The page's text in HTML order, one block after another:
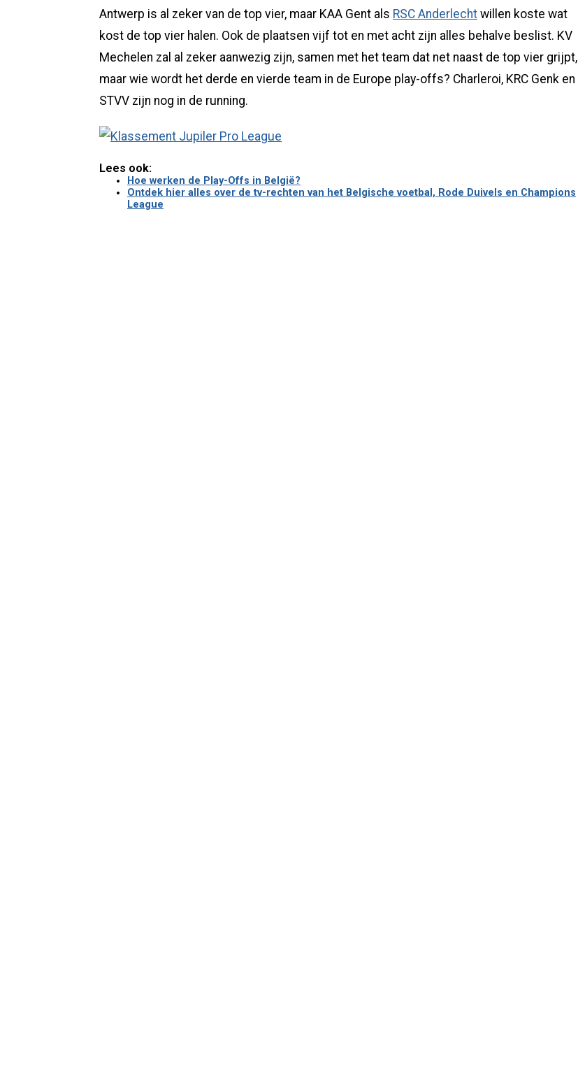
Antwerp is al zeker van de top vier, maar KAA Gent als RSC Anderlecht willen koste wat
kost de top vier halen. Ook de plaatsen vijf tot en met acht zijn alles behalve beslist. KV
Mechelen zal al zeker aanwezig zijn, samen met het team dat net naast de top vier grijpt,
maar wie wordt het derde en vierde team in de Europe play-offs? Charleroi, KRC Genk en
STVV zijn nog in de running.
Lees ook:
Hoe werken de Play-Offs in België?
Ontdek hier alles over de tv-rechten van het Belgische voetbal, Rode Duivels en Champions
League